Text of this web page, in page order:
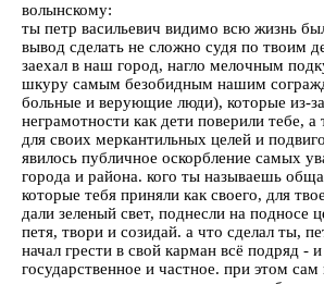
волынскому:
ты петр васильевич видимо всю жизнь
вывод сделать не сложно судя по твоим
заехал в наш город, нагло мелочным
шкуру самым безобидным нашим
больные и верующие люди), которые из-
неграмотности как дети поверили тебе, а
для своих меркантильных целей и
явилось публичное оскорбление самых
города и района. кого ты называешь
которые тебя приняли как своего, для
дали зеленый свет, поднесли на подносе
петя, твори и созидай. а что сделал ты,
начал грести в свой карман всё подряд -
государственное и частное. при этом сам